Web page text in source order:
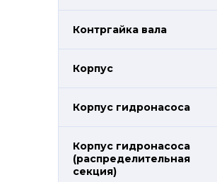
Контргайка вала
Корпус
Корпус гидронасоса
Корпус гидронасоса
(распределительная
секция)